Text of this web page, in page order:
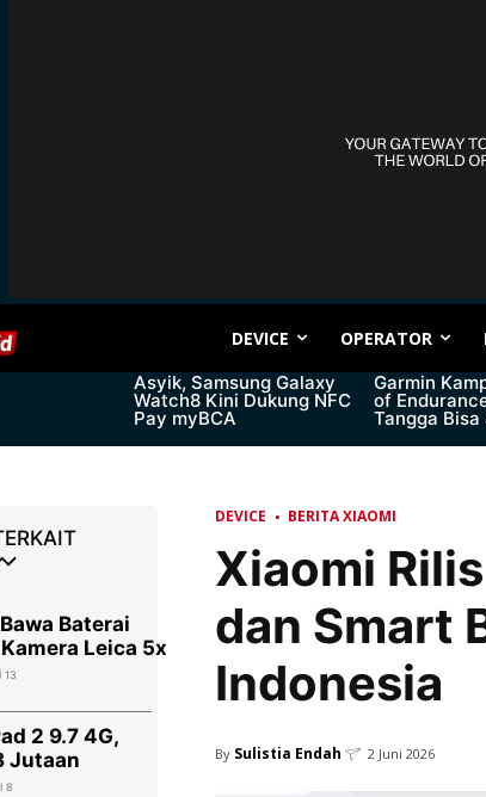
DEVICE OPERATOR
Asyik, Samsung Galaxy
Watch8 Kini Dukung NFC
Pay myBCA
Garmin
of
Tangga Bisa
Baterai
Leica 5x
13
2 9.7 4G,
Jutaan
8
DEVICE BERITA XIAOMI
Xiaomi
dan Smart
Indonesia
By Sulistia Endah 2 Juni 2026